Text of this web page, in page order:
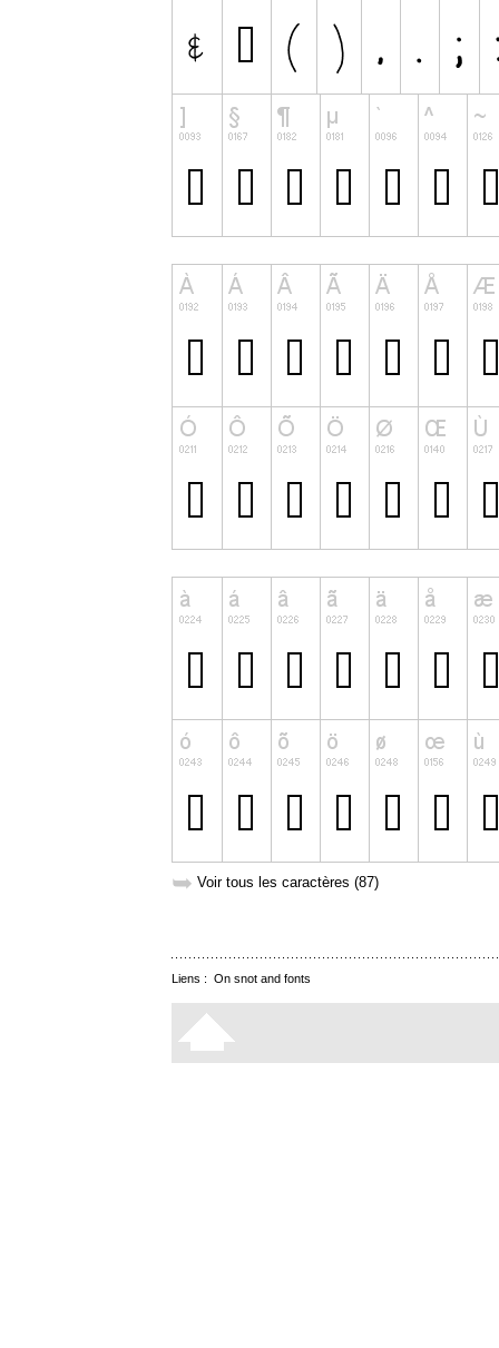
➥ Voir tous les caractères (87)
Liens : On snot and fonts